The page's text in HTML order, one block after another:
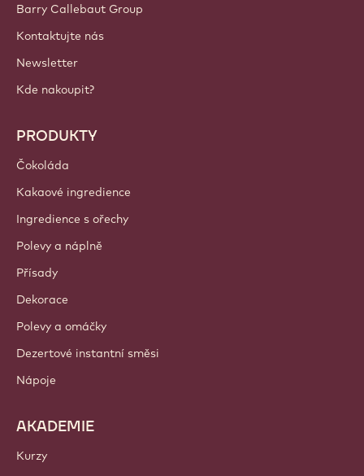
Barry Callebaut Group
Kontaktujte nás
Newsletter
Kde nakoupit?
PRODUKTY
Čokoláda
Kakaové ingredience
Ingredience s ořechy
Polevy a náplně
Přísady
Dekorace
Polevy a omáčky
Dezertové instantní směsi
Nápoje
AKADEMIE
Kurzy